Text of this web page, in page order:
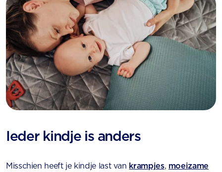
Ieder kindje is anders
Misschien heeft je kindje last van krampjes, moeizame